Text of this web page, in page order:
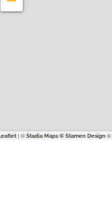
| © Stadia Maps © Stamen Design ©